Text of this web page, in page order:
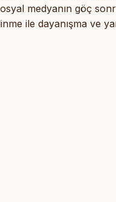
medyanın göç
ile dayanışma ve